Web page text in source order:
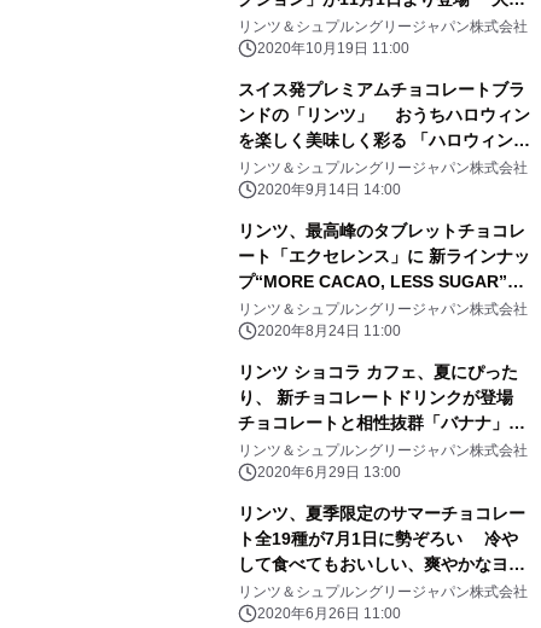
な人へのギフト、1年頑張った自分へ
のご褒美にも
リンツ＆シュプルングリージャパン株式会社
2020年10月19日 11:00
スイス発プレミアムチョコレートブラ
ンドの「リンツ」 おうちハロウィン
を楽しく美味しく彩る 「ハロウィン
コレクション」 9月14日新発売
リンツ＆シュプルングリージャパン株式会社
2020年9月14日 14:00
リンツ、最高峰のタブレットチョコレ
ート「エクセレンス」に 新ラインナッ
プ“MORE CACAO, LESS SUGAR”の
「ハイカカオ ミルクチョコレート」9
月1日新発売
リンツ＆シュプルングリージャパン株式会社
2020年8月24日 11:00
リンツ ショコラ カフェ、夏にぴった
り、 新チョコレートドリンクが登場
チョコレートと相性抜群「バナナ」7
月1日新発売
リンツ＆シュプルングリージャパン株式会社
2020年6月29日 13:00
リンツ、夏季限定のサマーチョコレー
ト全19種が7月1日に勢ぞろい 冷や
して食べてもおいしい、爽やかなヨー
グルト風味の 「スリムタブレット」
「プラリネ」日本初登場
リンツ＆シュプルングリージャパン株式会社
2020年6月26日 11:00